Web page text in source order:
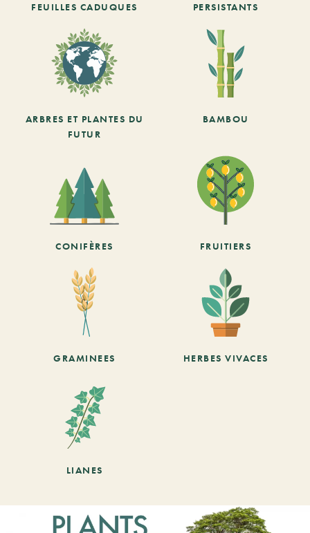
FEUILLES CADUQUES
PERSISTANTS
ARBRES ET PLANTES DU
FUTUR
BAMBOU
CONIFÈRES FRUITIERS
GRAMINEES HERBES VIVACES
LIANES